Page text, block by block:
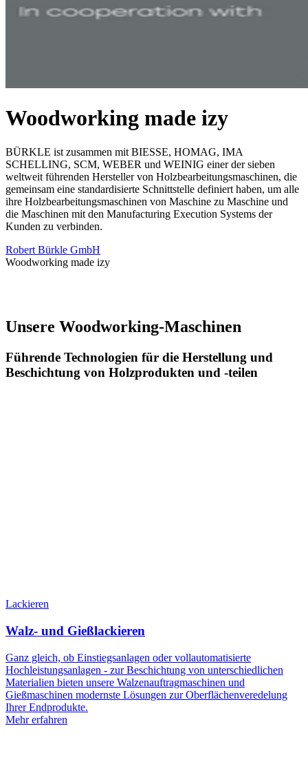
Woodworking made izy
BÜRKLE ist zusammen mit BIESSE, HOMAG, IMA
SCHELLING, SCM, WEBER und WEINIG einer der sieben
weltweit führenden Hersteller von Holzbearbeitungsmaschinen, die
gemeinsam eine standardisierte Schnittstelle definiert haben, um alle
ihre Holzbearbeitungsmaschinen von Maschine zu Maschine und
die Maschinen mit den Manufacturing Execution Systems der
Kunden zu verbinden.
Robert Bürkle GmbH
Woodworking made izy
Unsere Woodworking-Maschinen
Führende Technologien für die Herstellung und
Beschichtung von Holzprodukten und -teilen
Lackieren
Walz- und Gießlackieren
Ganz gleich, ob Einstiegsanlagen oder vollautomatisierte
Hochleistungsanlagen - zur Beschichtung von unterschiedlichen
Materialien bieten unsere Walzenauftragmaschinen und
Gießmaschinen modernste Lösungen zur Oberflächenveredelung
Ihrer Endprodukte.
Mehr erfahren